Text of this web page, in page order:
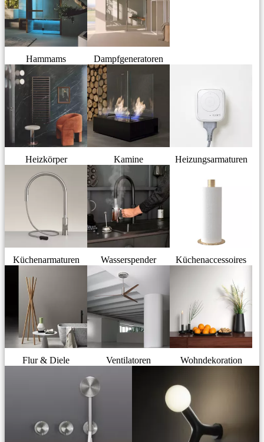
Hammams Dampfgeneratoren
Heizkörper Kamine Heizungsarmaturen
Küchenarmaturen Wasserspender Küchenaccessoires
Flur & Diele Ventilatoren Wohndekoration